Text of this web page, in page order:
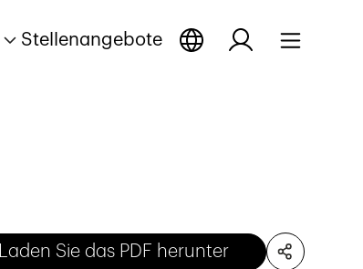
Stellenangebote
Laden Sie das PDF herunter